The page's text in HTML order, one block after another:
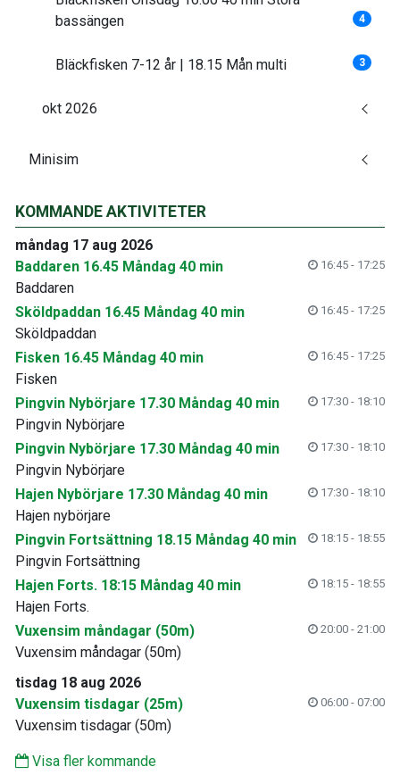
bassängen
4
Bläckfisken 7-12 år | 18.15 Mån multi 3
okt 2026
Minisim
KOMMANDE AKTIVITETER
måndag 17 aug 2026
Baddaren 16.45 Måndag 40 min
16:45 - 17:25
Baddaren
Sköldpaddan 16.45 Måndag 40 min
16:45 - 17:25
Sköldpaddan
Fisken 16.45 Måndag 40 min
16:45 - 17:25
Fisken
Pingvin Nybörjare 17.30 Måndag 40 min
17:30 - 18:10
Pingvin Nybörjare
Pingvin Nybörjare 17.30 Måndag 40 min
17:30 - 18:10
Pingvin Nybörjare
Hajen Nybörjare 17.30 Måndag 40 min
17:30 - 18:10
Hajen nybörjare
Pingvin Fortsättning 18.15 Måndag 40 min
18:15 - 18:55
Pingvin Fortsättning
Hajen Forts. 18:15 Måndag 40 min
18:15 - 18:55
Hajen Forts.
Vuxensim måndagar (50m)
20:00 - 21:00
Vuxensim måndagar (50m)
tisdag 18 aug 2026
Vuxensim tisdagar (25m)
06:00 - 07:00
Vuxensim tisdagar (50m)
Visa fler kommande